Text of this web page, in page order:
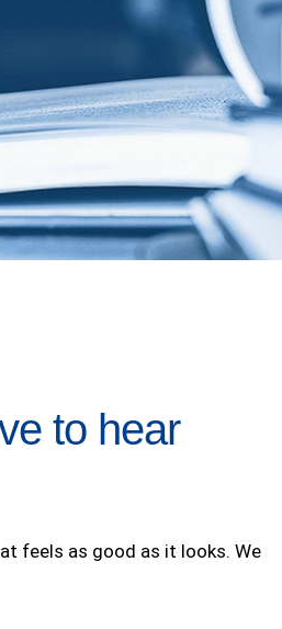
to hear
feels as good as it looks. We